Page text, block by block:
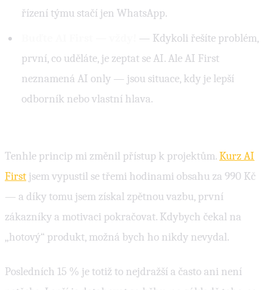
řízení týmu stačí jen WhatsApp.
— Kdykoli řešíte problém,
první, co uděláte, je zeptat se AI. Ale AI First
neznamená AI only — jsou situace, kdy je lepší
odborník nebo vlastní hlava.
Tenhle princip mi změnil přístup k projektům.Kurz AI
First jsem vypustil se třemi hodinami obsahu za 990 Kč
— a díky tomu jsem získal zpětnou vazbu, první
zákazníky a motivaci pokračovat. Kdybych čekal na
„hotový“ produkt, možná bych ho nikdy nevydal.
Posledních 15 % je totiž to nejdražší a často ani není